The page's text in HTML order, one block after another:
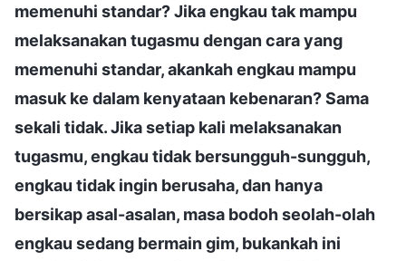
memenuhi standar? Jika engkau tak mampu
melaksanakan tugasmu dengan cara yang
memenuhi standar, akankah engkau mampu
masuk ke dalam kenyataan kebenaran? Sama
sekali tidak. Jika setiap kali melaksanakan
tugasmu, engkau tidak bersungguh-sungguh,
engkau tidak ingin berusaha, dan hanya
bersikap asal-asalan, masa bodoh seolah-olah
engkau sedang bermain gim, bukankah ini